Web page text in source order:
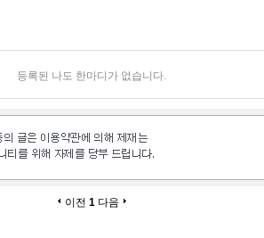
등록된 나도 한마디가 없습니다.
이전 1 다음